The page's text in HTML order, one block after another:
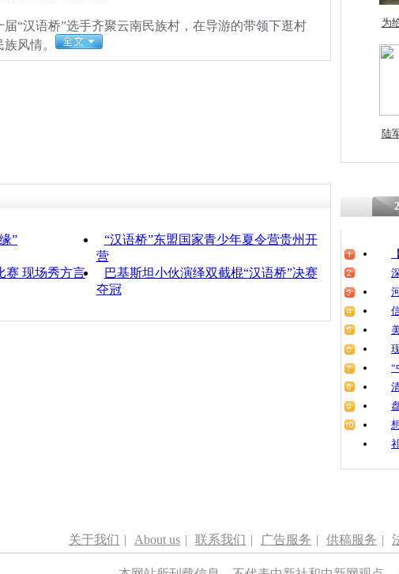
“汉语桥”选手齐聚云南民族村，在导游的带领下逛村
风情。
为
陆
”
“汉语桥”东盟国家青少年夏令营贵州开
营
赛 现场秀方言
巴基斯坦小伙演绎双截棍“汉语桥”决赛
夺冠
“
关于我们 | About us | 联系我们 | 广告服务 | 供稿服务 |